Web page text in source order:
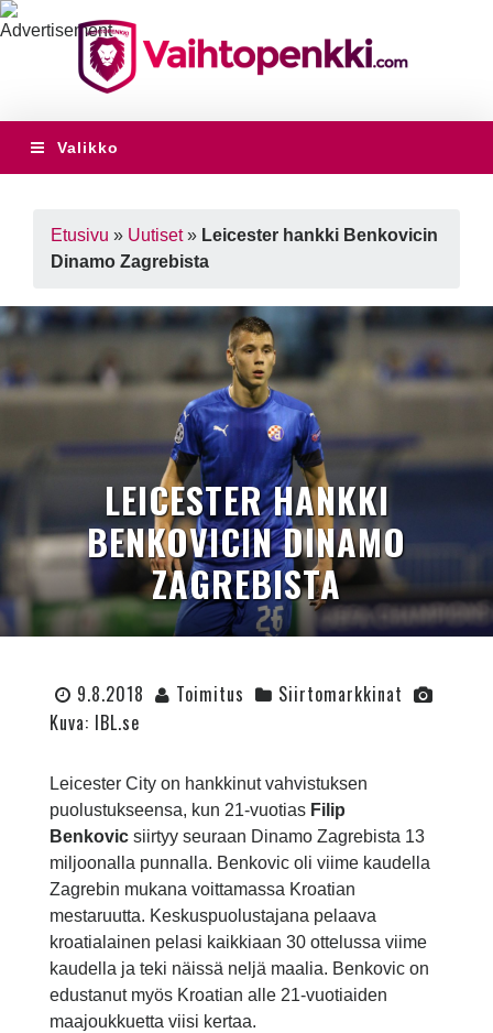
Valikko
Etusivu » Uutiset» Leicester hankki Benkovicin
Dinamo Zagrebista
LEICESTER HANKKI
BENKOVICIN DINAMO
ZAGREBISTA
9.8.2018 Toimitus
Siirtomarkkinat
Kuva: IBL.se
Leicester City on hankkinut vahvistuksen
puolustukseensa, kun 21-vuotias Filip
Benkovic siirtyy seuraan Dinamo Zagrebista 13
miljoonalla punnalla. Benkovic oli viime kaudella
Zagrebin mukana voittamassa Kroatian
mestaruutta. Keskuspuolustajana pelaava
kroatialainen pelasi kaikkiaan 30 ottelussa viime
kaudella ja teki näissä neljä maalia. Benkovic on
edustanut myös Kroatian alle 21-vuotiaiden
maajoukkuetta viisi kertaa.